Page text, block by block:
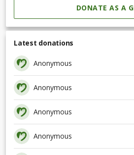
DONATE AS A
Latest donations
Anonymous
Anonymous
Anonymous
Anonymous